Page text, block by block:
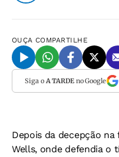
OUÇA COMPARTILHE
Siga o A TARDEno Google
Depois da decepção
Wells, onde defendia o